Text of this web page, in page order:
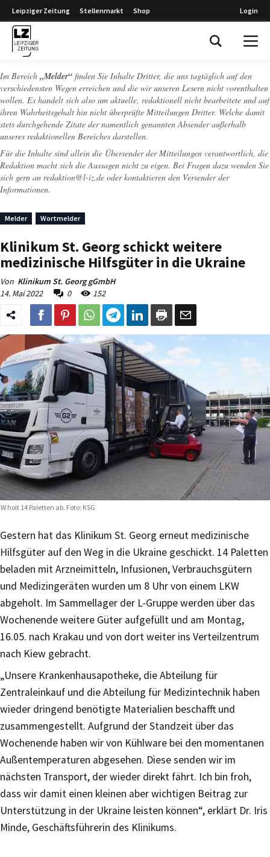
Leipziger Zeitung Stellenmarkt Shop Login
Im Bereich „Melder“ finden Sie Inhalte Dritter, die uns tagtäglich auf den
verschiedensten Wegen erreichen und die wir unseren Lesern nicht vorenthalten
wollen. Es handelt sich also um aktuelle, redaktionell nicht bearbeitete und auf
ihren Wahrheitsgehalt hin nicht überprüfte Mitteilungen Dritter. Welche damit
stets durchgehende Zitate der namentlich genannten Absender außerhalb
unseres redaktionellen Bereiches darstellen.
Für die Inhalte sind allein die Übersender der Mitteilungen verantwortlich, die
Redaktion macht sich die Aussagen nicht zu eigen. Bei Fragen dazu wenden Sie
sich gern an redaktion@l-iz.de oder kontaktieren den Versender der
Informationen.
Melder Wortmelder
Klinikum St. Georg schickt weitere
medizinische Hilfsgüter in die Ukraine
Von Klinikum St. Georg gGmbH
14. Mai 2022
0 152
holt 14 Paletten ab. Foto: KSG
Gestern hat das Klinikum St. Georg erneut medizinische
Hilfsgüter auf den Weg in die Ukraine geschickt. 14 Paletten
beladen mit Arzneimitteln, Infusionen, Verbrauchsgütern
und Medizingeräten wurden um 8 Uhr von einem LKW
abgeholt. Im Sammellager der L-Gruppe werden über das
Wochenende weitere Güter aufgefüllt und am Montag,
16.05. nach Krakau und von dort weiter ins Verteilzentrum
nach Kiew gebracht.
„Unsere Krankenhausapotheke, die Abteilung für
Zentraleinkauf und die Abteilung für Medizintechnik haben
wieder dringend benötigte Materialien beschafft und
zusammengestellt. Aufgrund der Standzeit über das
Wochenende haben wir von Kühlware bei den momentanen
Außentemperaturen abgesehen. Diese senden wir im
nächsten Transport, der wieder direkt fährt. Ich bin froh,
dass wir damit einen kleinen aber wichtigen Beitrag zur
Unterstützung in der Ukraine leisten können“, erklärt Dr. Iris
Minde, Geschäftsführerin des Klinikums.